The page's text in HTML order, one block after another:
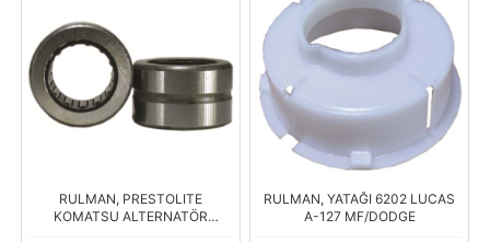
RULMAN, PRESTOLITE
KOMATSU ALTERNATÖR
RULMAN, YATAĞI 6202 LUCAS
A-127 MF/DODGE